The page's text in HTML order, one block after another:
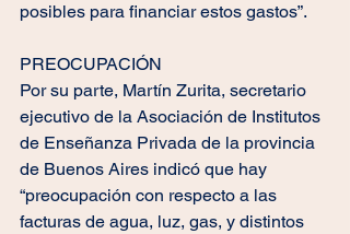
posibles para financiar estos gastos”.
PREOCUPACIÓN
Por su parte, Martín Zurita, secretario
ejecutivo de la Asociación de Institutos
de Enseñanza Privada de la provincia
de Buenos Aires indicó que hay
“preocupación con respecto a las
facturas de agua, luz, gas, y distintos